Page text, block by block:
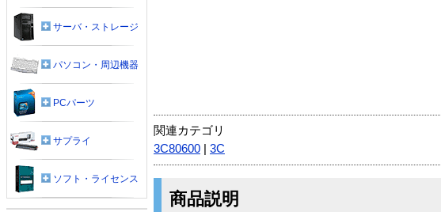
関連カテゴリ
3C80600
3C
商品説明
サーバ・ストレージ
パソコン・周辺機器
PCパーツ
サプライ
ソフト・ライセンス